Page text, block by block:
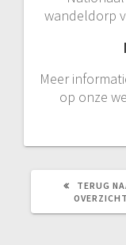
wandeldorp
Meer
op onze
TERUG
OVERZICHT